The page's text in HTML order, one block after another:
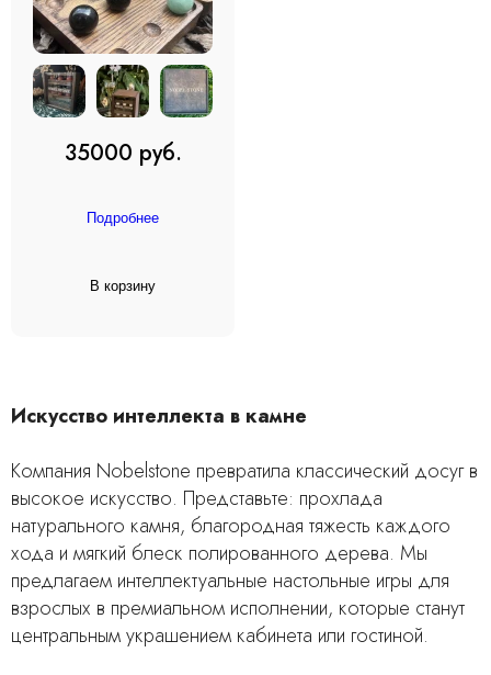
35000 руб.
Подробнее
В корзину
Искусство интеллекта в камне
Компания Nobelstone превратила классический досуг в
высокое искусство. Представьте: прохлада
натурального камня, благородная тяжесть каждого
хода и мягкий блеск полированного дерева. Мы
предлагаем интеллектуальные настольные игры для
взрослых в премиальном исполнении, которые станут
центральным украшением кабинета или гостиной.